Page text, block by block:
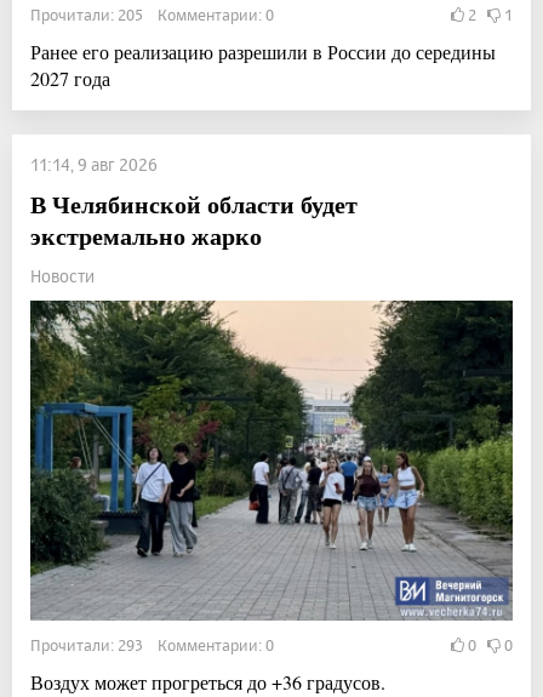
Прочитали: 205 Комментарии: 0 2 1
Ранее его реализацию разрешили в России до середины
2027 года
11:14, 9 авг 2026
В Челябинской области будет
экстремально жарко
Новости
Прочитали: 293 Комментарии: 0 0 0
Воздух может прогреться до +36 градусов.